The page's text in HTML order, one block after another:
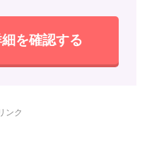
を確認する
ンク